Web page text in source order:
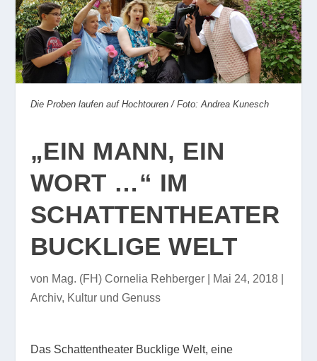
Die Proben laufen auf Hochtouren / Foto: Andrea Kunesch
„EIN MANN, EIN
WORT …“ IM
SCHATTENTHEATER
BUCKLIGE WELT
von Mag. (FH) Cornelia Rehberger| Mai 24, 2018|
Archiv, Kultur und Genuss
Das Schattentheater Bucklige Welt, eine